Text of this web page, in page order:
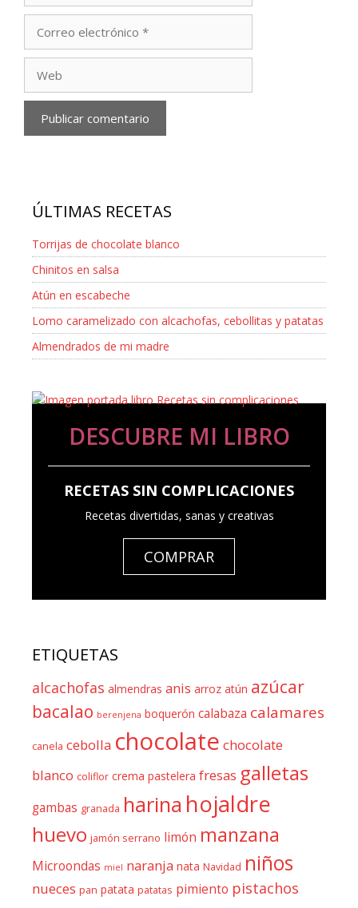
electrónico
ÚLTIMAS RECETAS
Torrijas de chocolate blanco
Chinitos en salsa
Atún en escabeche
Lomo caramelizado con alcachofas, cebollitas y patatas
Almendrados de mi madre
DESCUBRE MI LIBRO
RECETAS SIN COMPLICACIONES
Recetas divertidas, sanas y creativas
COMPRAR
ETIQUETAS
alcachofas almendras anis arroz atún azúcar
bacalao berenjena boquerón calabaza calamares
canela cebolla chocolate chocolate
blanco coliflor crema pastelera fresas galletas
gambas granada harina hojaldre
huevo jamón serrano limón manzana
Microondas miel naranja nata Navidad niños
nueces pan patata patatas pimiento pistachos